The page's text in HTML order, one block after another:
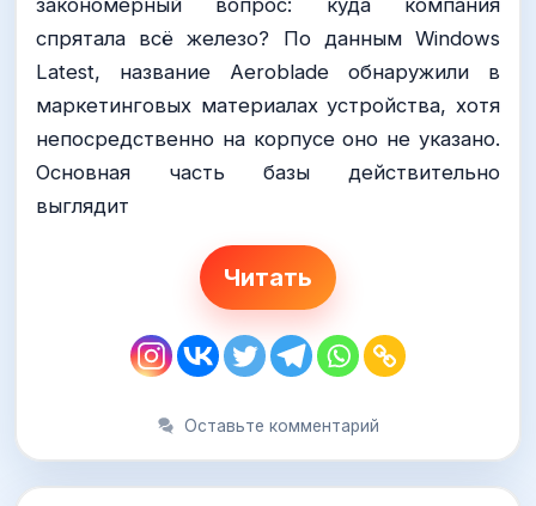
спрятала всё железо? По данным Windows
Latest, название Aeroblade обнаружили в
маркетинговых материалах устройства, хотя
непосредственно на корпусе оно не указано.
Основная часть базы действительно
выглядит
Читать
Оставьте комментарий